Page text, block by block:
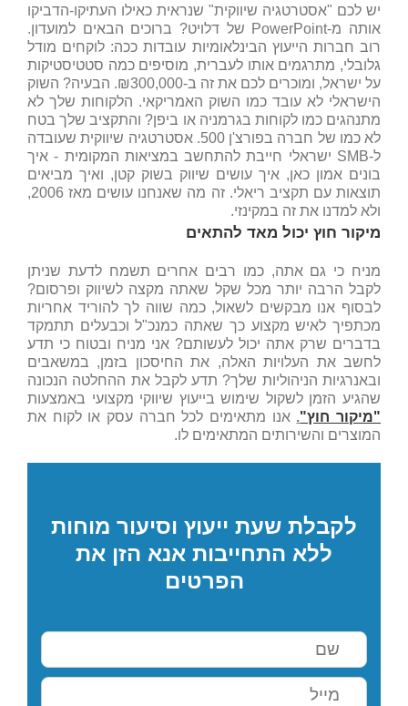
יש לכם "אסטרטגיה שיווקית" שנראית כאילו העתיקו-הדביקו
אותה מ-PowerPoint של דלויט? ברוכים הבאים למועדון.
רוב חברות הייעוץ הבינלאומיות עובדות ככה: לוקחים מודל
גלובלי, מתרגמים אותו לעברית, מוסיפים כמה סטטיסטיקות
על ישראל, ומוכרים לכם את זה ב-₪300,000. הבעיה? השוק
הישראלי לא עובד כמו השוק האמריקאי. הלקוחות שלך לא
מתנהגים כמו לקוחות בגרמניה או ביפן? והתקציב שלך בטח
לא כמו של חברה בפורצ'ן 500. אסטרטגיה שיווקית שעובדה
ל-SMB ישראלי חייבת להתחשב במציאות המקומית - איך
בונים אמון כאן, איך עושים שיווק בשוק קטן, ואיך מביאים
תוצאות עם תקציב ריאלי. זה מה שאנחנו עושים מאז 2006,
ולא למדנו את זה במקינזי.
מיקור חוץ יכול מאד להתאים
מניח כי גם אתה, כמו רבים אחרים תשמח לדעת שניתן
לקבל הרבה יותר מכל שקל שאתה מקצה לשיווק ופרסום?
לבסוף אנו מבקשים לשאול, כמה שווה לך להוריד אחריות
מכתפיך לאיש מקצוע כך שאתה כמנכ"ל וכבעלים תתמקד
בדברים שרק אתה יכול לעשותם? אני מניח ובטוח כי תדע
לחשב את העלויות האלה, את החיסכון בזמן, במשאבים
ובאנרגיות הניהוליות שלך? תדע לקבל את ההחלטה הנכונה
שהגיע הזמן לשקול שימוש בייעוץ שיווקי מקצועי באמצעות
"מיקור חוץ". אנו מתאימים לכל חברה עסק או לקוח את
המוצרים והשירותים המתאימים לו.
לקבלת שעת ייעוץ וסיעור מוחות
ללא התחייבות אנא הזן את
הפרטים